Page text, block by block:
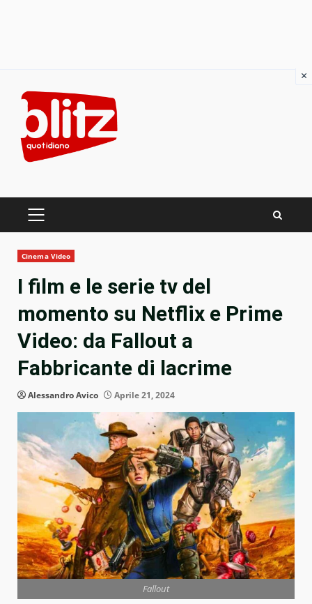
content
PRIMARY
Cinema Video
I film e le serie tv del
momento su Netflix e Prime
Video: da Fallout a
Fabbricante di lacrime
Alessandro Avico Aprile 21, 2024
Fallout
×